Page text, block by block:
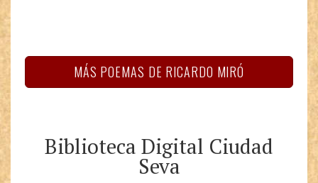
MÁS POEMAS DE RICARDO MIRÓ
Biblioteca Digital Ciudad
Seva